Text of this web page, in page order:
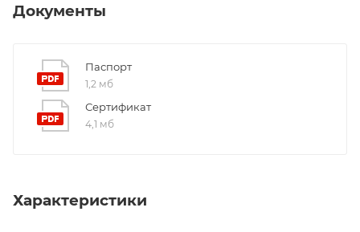
Документы
Паспорт
1,2 мб
Сертификат
4,1 мб
Характеристики